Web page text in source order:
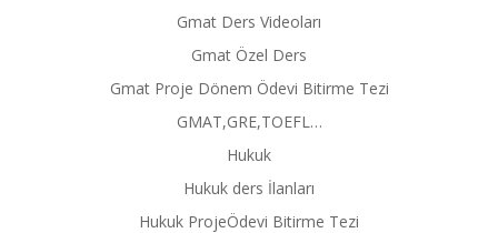
Gmat Ders Videoları
Gmat Özel Ders
Gmat Proje Dönem Ödevi Bitirme Tezi
GMAT,GRE,TOEFL…
Hukuk
Hukuk ders İlanları
Hukuk ProjeÖdevi Bitirme Tezi